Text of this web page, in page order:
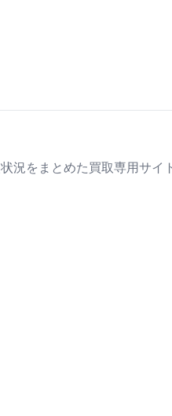
況をまとめた買取専用サイ